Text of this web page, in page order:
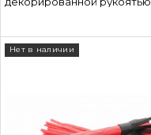
Нет в наличии